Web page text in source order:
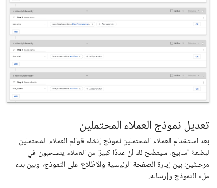
تعديل نموذج العملاء المحتملين
بعد استخدام العملاء المحتملين نموذج إنشاء قوائم العملاء المحتملين
لبضعة أسابيع، سيتضّح لك أنّ عددًا كبيرًا من العملاء ينسحبون في
مرحلتَين: بين زيارة الصفحة الرئيسية والاطّلاع على النموذج، وبين بدء
ملء النموذج وإرساله.